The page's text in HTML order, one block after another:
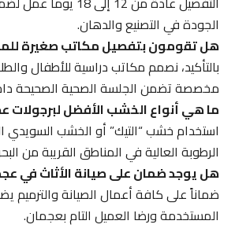
الجودة في التصنيع والدهان.
هل تقومون بتفصيل مكاتب صغيرة
بالتأكيد، نصمم مكاتب دراسية للأطفال
مخصصة تضمن الجلسة الصحية الصحيحة
ما هي أنواع الخشب الأفضل لبرجولات
استخدام خشب “التيك” أو الخشب السويدي
الرطوبة العالية في المناطق القريبة من البحر
هل يوجد ضمان على صيانة الأثاث في
ضماناً على كافة أعمال الصيانة والترميم
المستخدمة ورضا العميل التام بعجمان.